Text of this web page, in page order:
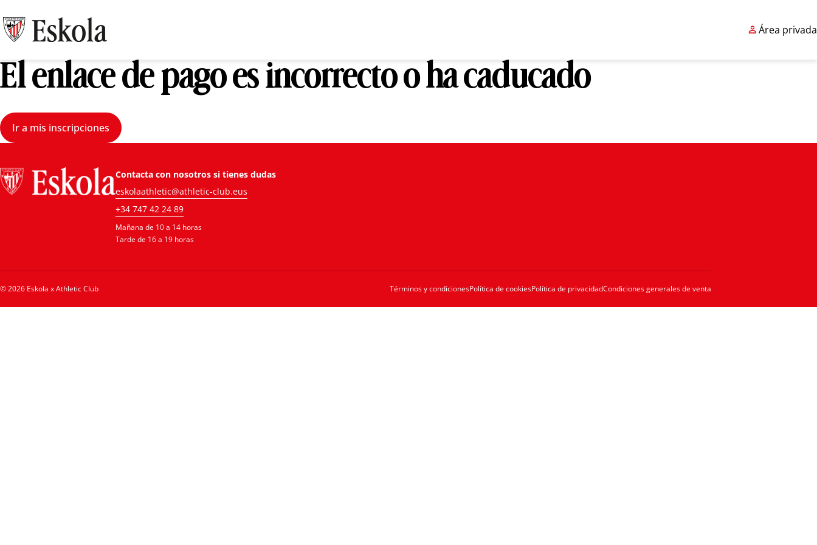
Área privada
El enlace de pago es incorrecto o ha caducado
Ir a mis inscripciones
Contacta con nosotros si tienes dudas
eskolaathletic@athletic-club.eus
+34 747 42 24 89
Mañana de 10 a 14 horas
Tarde de 16 a 19 horas
© 2026 Eskola x Athletic Club Términos y condicionesPolítica de cookiesPolítica de privacidadCondiciones generales de venta